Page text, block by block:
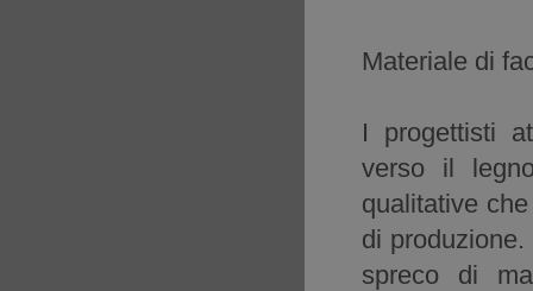
Materiale di
I progettisti
verso il
qualitative
di
spreco di